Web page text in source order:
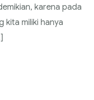
karena pada
kita miliki hanya